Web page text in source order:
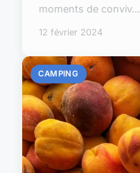
moments de conviv...
12 février 2024
CAMPING